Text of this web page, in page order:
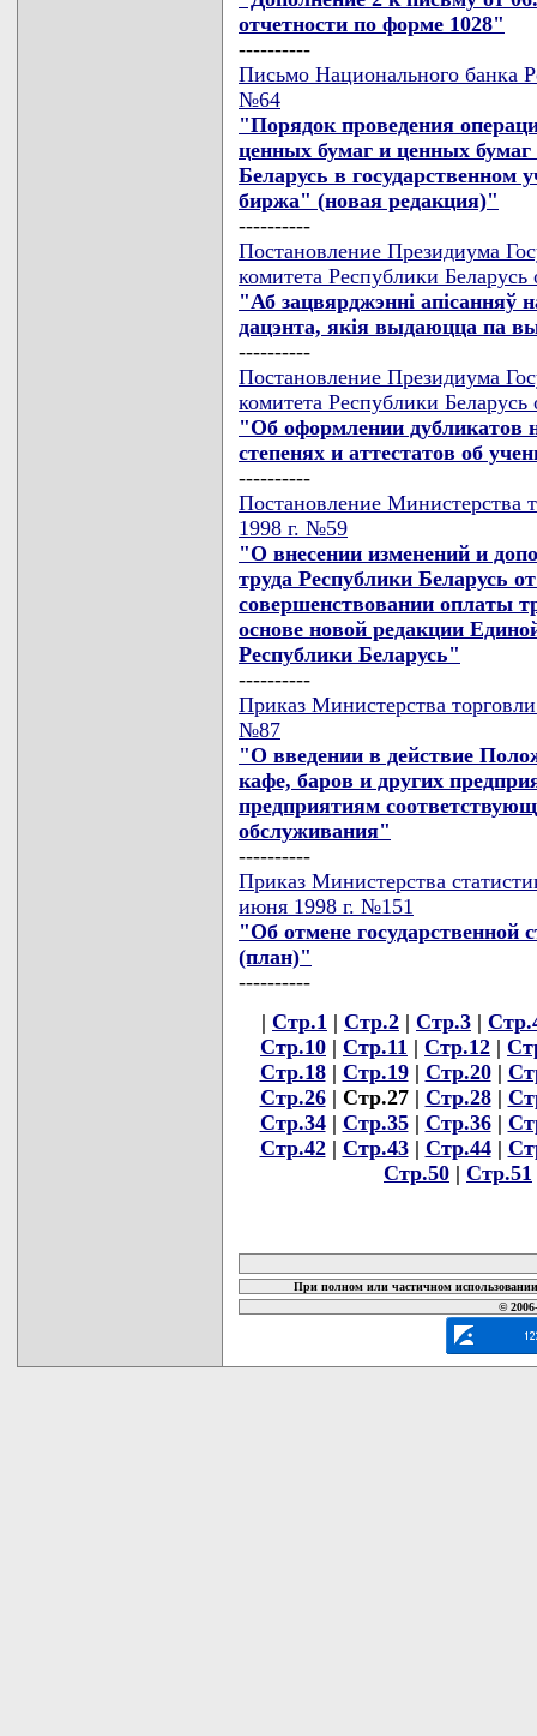
отчетности по форме 1028"
----------
Письмо Национального банка
№64
"Порядок проведения
ценных бумаг и ценных
Беларусь в
биржа" (новая редакция)"
----------
Постановление Президиума
комитета Республики
"Аб зацвярджэннi апiсанняў
дацэнта, якiя выдаюцца па
----------
Постановление Президиума
комитета Республики
"Об оформлении дубликатов
степенях и аттестатов об
----------
Постановление Министерства
1998 г. №59
"О внесении изменений и
труда Республики Беларусь
совершенствовании оплаты
основе новой редакции
Республики Беларусь"
----------
Приказ Министерства
№87
"О введении в действие
кафе, баров и других
предприятиям
обслуживания"
----------
Приказ Министерства
июня 1998 г. №151
"Об отмене государственной
(план)"
----------
| Стр.1 | Стр.2 | Стр.3 |
Стр.10 | Стр.11 | Стр.12 |
Стр.18| Стр.19| Стр.20|
Стр.26| Стр.27 | Стр.28|
Стр.34| Стр.35| Стр.36|
Стр.42| Стр.43| Стр.44|
Стр.50 | Стр.51
При полном или частичном
©